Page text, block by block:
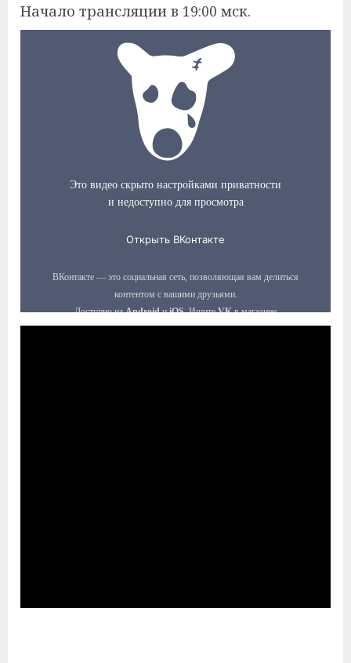
Начало трансляции в 19:00 мск.